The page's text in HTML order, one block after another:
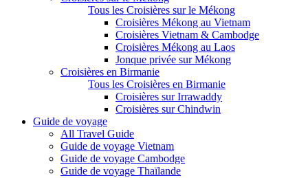
Tous les Croisières sur le Mékong
Croisières Mékong au Vietnam
Croisières Vietnam & Cambodge
Croisières Mékong au Laos
Jonque privée sur Mékong
Croisières en Birmanie
Tous les Croisières en Birmanie
Croisières sur Irrawaddy
Croisières sur Chindwin
Guide de voyage
All Travel Guide
Guide de voyage Vietnam
Guide de voyage Cambodge
Guide de voyage Thaïlande